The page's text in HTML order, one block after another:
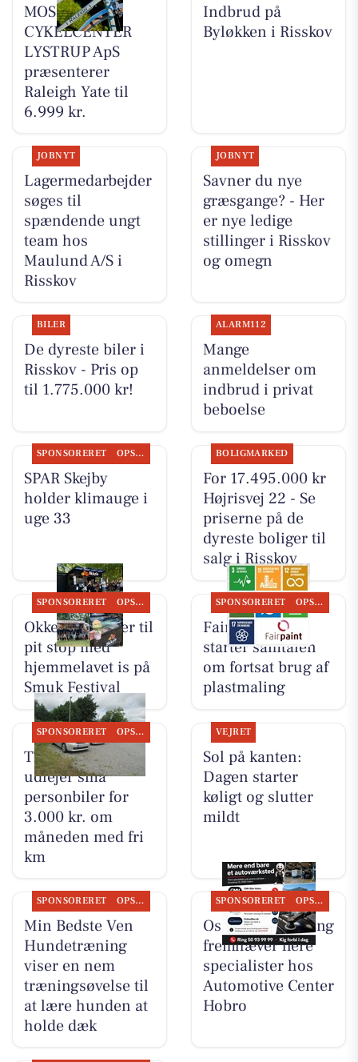
MOSQUITO
CYKELCENTER
LYSTRUP ApS
præsenterer
Raleigh Yate til
6.999 kr.
Indbrud på
Byløkken i Risskov
JOBNYT
Lagermedarbejder
søges til
spændende ungt
team hos
Maulund A/S i
Risskov
JOBNYT
Savner du nye
græsgange? - Her
er nye ledige
stillinger i Risskov
og omegn
BILER
De dyreste biler i
Risskov - Pris op
til 1.775.000 kr!
ALARM112
Mange
anmeldelser om
indbrud i privat
beboelse
SPONSORERET OPSLAGSTAVLEN
SPAR Skejby
holder klimauge i
uge 33
BOLIGMARKED
For 17.495.000 kr
Højrisvej 22 - Se
priserne på de
dyreste boliger til
salg i Risskov
SPONSORERET OPSLAGSTAVLEN
Okkels inviterer til
pit stop med
hjemmelavet is på
Smuk Festival
SPONSORERET OPSLAGSTAVLEN
Fairpaint ApS
starter samtalen
om fortsat brug af
plastmaling
SPONSORERET OPSLAGSTAVLEN
TT CARS ApS
udlejer små
personbiler for
3.000 kr. om
måneden med fri
km
VEJRET
Sol på kanten:
Dagen starter
køligt og slutter
mildt
SPONSORERET OPSLAGSTAVLEN
Min Bedste Ven
Hundetræning
viser en nem
træningsøvelse til
at lære hunden at
holde dæk
SPONSORERET OPSLAGSTAVLEN
Oscar Biludlejning
fremhæver flere
specialister hos
Automotive Center
Hobro